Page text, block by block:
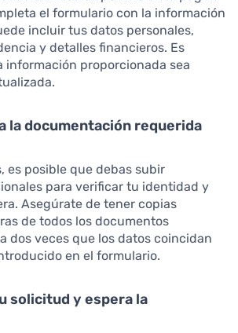
el formulario con la información
incluir tus datos personales,
y detalles financieros. Es
información proporcionada sea
la documentación requerida
es posible que debas subir
para verificar tu identidad y
Asegúrate de tener copias
de todos los documentos
dos veces que los datos coincidan
en el formulario.
solicitud y espera la